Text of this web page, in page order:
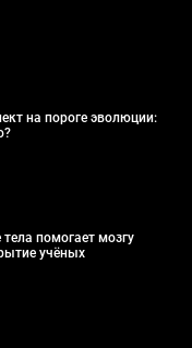
на пороге эволюции:
помогает мозгу
учёных